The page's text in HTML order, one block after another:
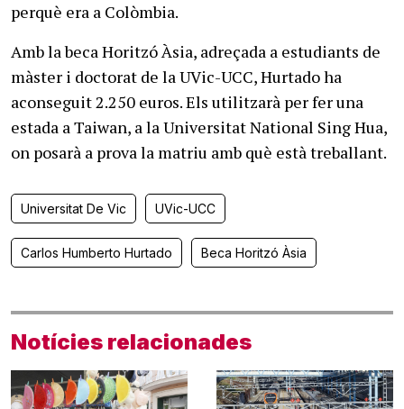
perquè era a Colòmbia.
Amb la beca Horitzó Àsia, adreçada a estudiants de
màster i doctorat de la UVic-UCC, Hurtado ha
aconseguit 2.250 euros. Els utilitzarà per fer una
estada a Taiwan, a la Universitat National Sing Hua,
on posarà a prova la matriu amb què està treballant.
Universitat De Vic UVic-UCC
Carlos Humberto Hurtado Beca Horitzó Àsia
Notícies relacionades